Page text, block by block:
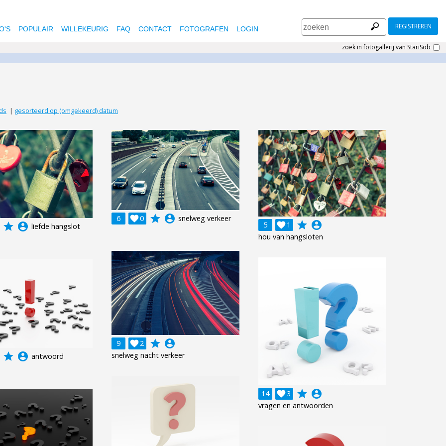
POPULAIR WILLEKEURIG FAQ CONTACT FOTOGRAFEN LOGIN REGISTREREN
zoek in fotogallerij van StariSob
| gesorteerd op (omgekeerd) datum
grade account_circle liefde hangslot
6 0
 grade account_circle snelweg verkeer
5 1
 grade account_circle
hou van hangsloten
9 2
 grade account_circle
snelweg nacht verkeer
14 3
 grade account_circle
vragen en antwoorden
grade account_circle antwoord